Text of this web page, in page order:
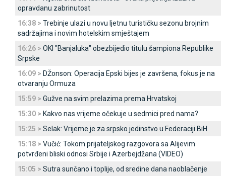
opravdanu zabrinutost
16:38 > Trebinje ulazi u novu ljetnu turističku sezonu brojnim
sadržajima i novim hotelskim smještajem
16:26 > OKI "Banjaluka" obezbijedio titulu šampiona Republike
Srpske
16:09 > DŽonson: Operacija Epski bijes je završena, fokus je na
otvaranju Ormuza
15:59 > Gužve na svim prelazima prema Hrvatskoj
15:30 > Kakvo nas vrijeme očekuje u sedmici pred nama?
15:25 > Selak: Vrijeme je za srpsko jedinstvo u Federaciji BiH
15:18 > Vučić: Tokom prijateljskog razgovora sa Alijevim
potvrđeni bliski odnosi Srbije i Azerbejdžana (VIDEO)
15:05 > Sutra sunčano i toplije, od sredine dana naoblačenje